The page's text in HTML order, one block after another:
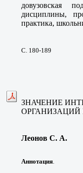
довузовская
дисциплины,
практика,
С. 180-189
ЗНАЧЕНИЕ
Леонов С. А
Аннотация.